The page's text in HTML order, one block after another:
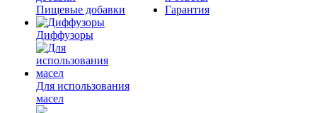
Пищевые добавки
Диффузоры
Для использования
масел
Гарантия